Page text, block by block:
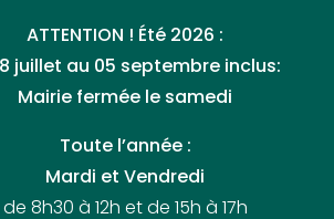
ATTENTION ! Été 2026 :
juillet au 05 septembre inclus:
Mairie fermée le samedi
Toute l’année :
Mardi et Vendredi
de 8h30 à 12h et de 15h à 17h